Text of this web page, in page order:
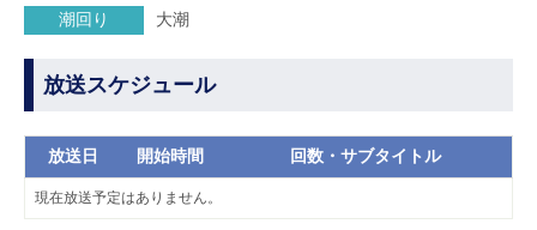
潮回り 大潮
放送スケジュール
放送日 開始時間 回数・サブタイトル
現在放送予定はありません。